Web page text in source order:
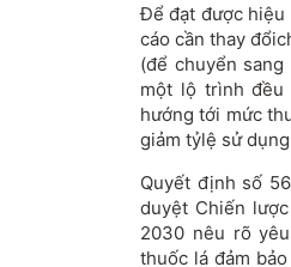
Để đạt được hiệu
cáo cần thay
(để chuyển
một lộ trình đều
hướng tới mức
giảm tỷlệ sử
Quyết định số
duyệt Chiến
2030 nêu rõ
thuốc lá đảm